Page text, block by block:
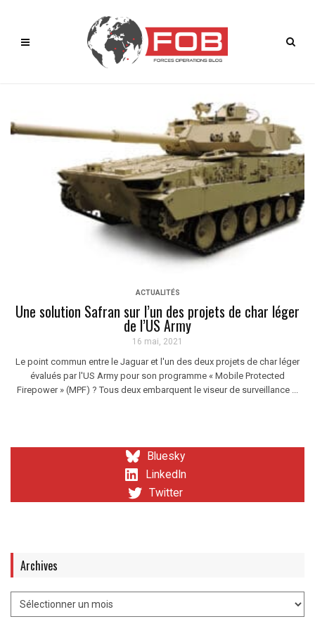
ACTUALITÉS
Une solution Safran sur l’un des projets de char léger
de l’US Army
16 mai, 2021
Le point commun entre le Jaguar et l'un des deux projets de char léger
évalués par l'US Army pour son programme « Mobile Protected
Firepower » (MPF) ? Tous deux embarquent le viseur de surveillance ...
Bluesky
LinkedIn
Twitter
Archives